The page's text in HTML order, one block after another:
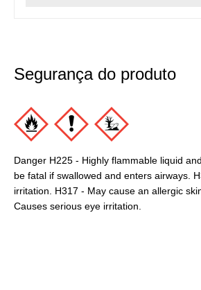
Segurança do produto
Danger H225 - Highly flammable liquid
be fatal if swallowed and enters airways.
irritation. H317 - May cause an allergic
Causes serious eye irritation.